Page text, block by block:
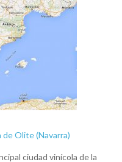
de Olite (Navarra)
ciudad vinícola de la